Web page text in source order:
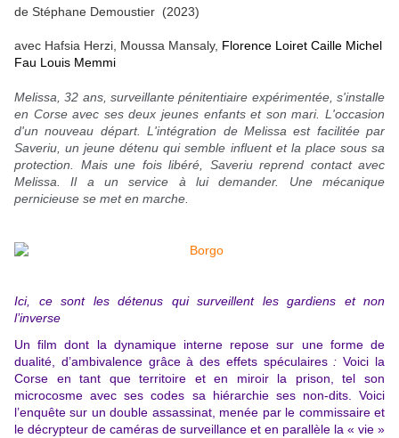
de Stéphane Demoustier (2023)
avec Hafsia Herzi, Moussa Mansaly, Florence Loiret Caille Michel
Fau Louis Memmi
Melissa, 32 ans, surveillante pénitentiaire expérimentée, s'installe
en Corse avec ses deux jeunes enfants et son mari. L'occasion
d'un nouveau départ. L'intégration de Melissa est facilitée par
Saveriu, un jeune détenu qui semble influent et la place sous sa
protection. Mais une fois libéré, Saveriu reprend contact avec
Melissa. Il a un service à lui demander. Une mécanique
pernicieuse se met en marche.
Ici, ce sont les détenus qui surveillent les gardiens et non
l’inverse
Un film dont la dynamique interne repose sur une forme de
dualité, d’ambivalence grâce à des effets spéculaires:Voici la
Corse en tant que territoire et en miroir la prison, tel son
microcosme avec ses codes sa hiérarchie ses non-dits. Voici
l’enquête sur un double assassinat, menée par le commissaire et
le décrypteur de caméras de surveillance et en parallèle la « vie »